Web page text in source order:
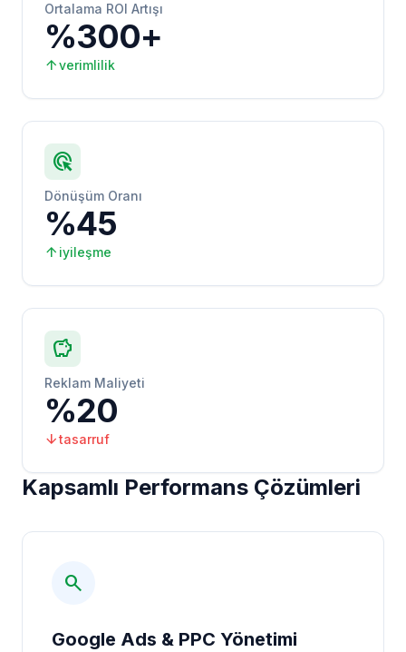
Ortalama ROI Artışı
%300+
arrow_upwardverimlilik
ads_click
Dönüşüm Oranı
%45
arrow_upward iyileşme
savings
Reklam Maliyeti
%20
arrow_downwardtasarruf
Kapsamlı Performans Çözümleri
search
Google Ads & PPC Yönetimi